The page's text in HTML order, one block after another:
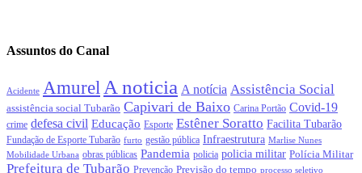
Assuntos do Canal
Acidente Amurel A noticia A notícia Assistência Social
assistência social Tubarão Capivari de Baixo Carina Portão Covid-19
crime defesa civil Educação Esporte Estêner Soratto Facilita Tubarão
Fundação de Esporte Tubarão furto gestão pública Infraestrutura Marlise Nunes
Mobilidade Urbana obras públicas Pandemia policia policia militar Polícia Militar
Prefeitura de Tubarão Prevenção Previsão do tempo processo seletivo